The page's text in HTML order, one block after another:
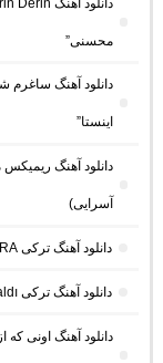
محسنی”
دانلود آهنگ
اینستا”
آسرایی)
دانلود آهنگ ترکی TEYRA از مصطفی ججلی و آسمیناتا
دانلود آهنگ ترکی Çoğu Gitti Azı Kaldı از ماهسون ترکی
دانلود آهنگ اونی